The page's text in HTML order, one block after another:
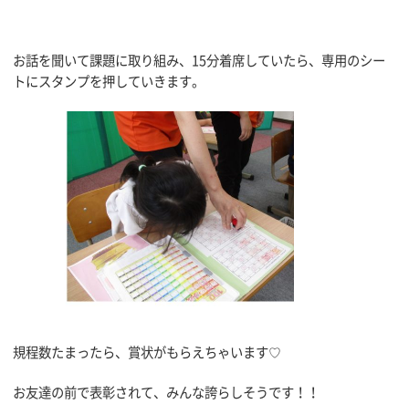
お話を聞いて課題に取り組み、15分着席していたら、専用のシー
トにスタンプを押していきます。
規程数たまったら、賞状がもらえちゃいます♡
お友達の前で表彰されて、みんな誇らしそうです！！